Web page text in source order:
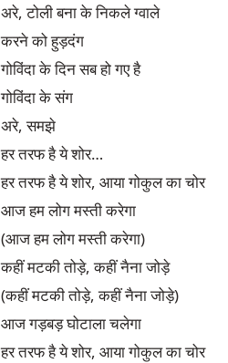
अरे, टोली बना के निकले ग्वाले
करने को हुड़दंग
गोविंदा के दिन सब हो गए है
गोविंदा के संग
अरे, समझे
हर तरफ है ये शोर…
हर तरफ है ये शोर, आया गोकुल का चोर
आज हम लोग मस्ती करेगा
(आज हम लोग मस्ती करेगा)
कहीं मटकी तोड़े, कहीं नैना जोड़े
(कहीं मटकी तोड़े, कहीं नैना जोड़े)
आज गड़बड़ घोटाला चलेगा
हर तरफ है ये शोर, आया गोकुल का चोर